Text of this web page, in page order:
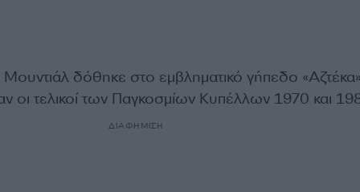
δόθηκε στο εμβληματικό γήπεδο
οι τελικοί των Παγκοσμίων Κυπέλλων 1970 και
ΔΙΑΦΗΜΙΣΗ